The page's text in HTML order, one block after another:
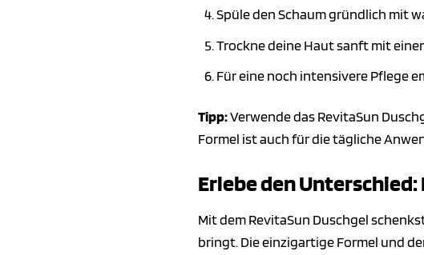
Spüle den Schaum gründlich mit
Trockne deine Haut sanft mit
Für eine noch intensivere Pflege
Tipp:Verwende das RevitaSun
Formel ist auch für die tägliche
Erlebe den
Mit dem RevitaSun Duschgel
bringt. Die einzigartige Formel und